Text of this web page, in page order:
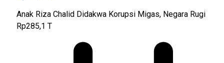
Anak Riza Chalid Didakwa Korupsi Migas, Negara Rugi
Rp285,1 T